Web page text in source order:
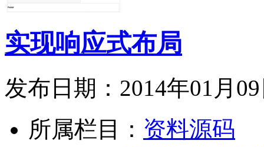
实现响应式布局
发布日期：2014年01月
所属栏目： 资料源码